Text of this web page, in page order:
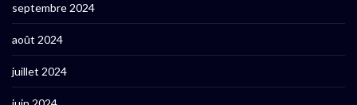
septembre 2024
août 2024
juillet 2024